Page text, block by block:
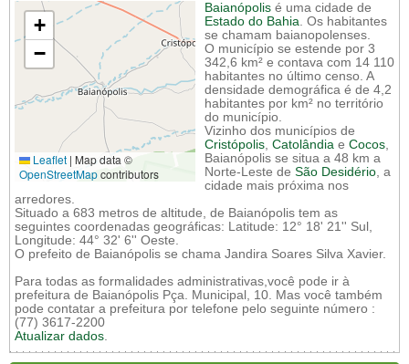
+
−
Leaflet | Map data ©
OpenStreetMapcontributors
Baianópolis é uma cidade de
Estado do Bahia. Os habitantes
se chamam baianopolenses.
O município se estende por 3
342,6 km² e contava com 14 110
habitantes no último censo. A
densidade demográfica é de 4,2
habitantes por km² no território
do município.
Vizinho dos municípios de
Cristópolis, Catolândia e Cocos,
Baianópolis se situa a 48 km a
Norte-Leste de São Desidério, a
cidade mais próxima nos
arredores.
Situado a 683 metros de altitude, de Baianópolis tem as
seguintes coordenadas geográficas: Latitude: 12° 18' 21'' Sul,
Longitude: 44° 32' 6'' Oeste.
O prefeito de Baianópolis se chama Jandira Soares Silva Xavier.
Para todas as formalidades administrativas,você pode ir à
prefeitura de Baianópolis Pça. Municipal, 10. Mas você também
pode contatar a prefeitura por telefone pelo seguinte número :
(77) 3617-2200
Atualizar dados.